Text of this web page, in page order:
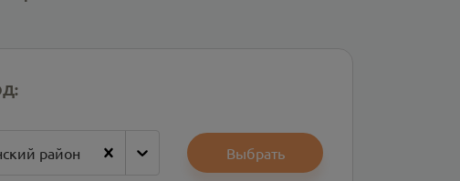
район Выбрать